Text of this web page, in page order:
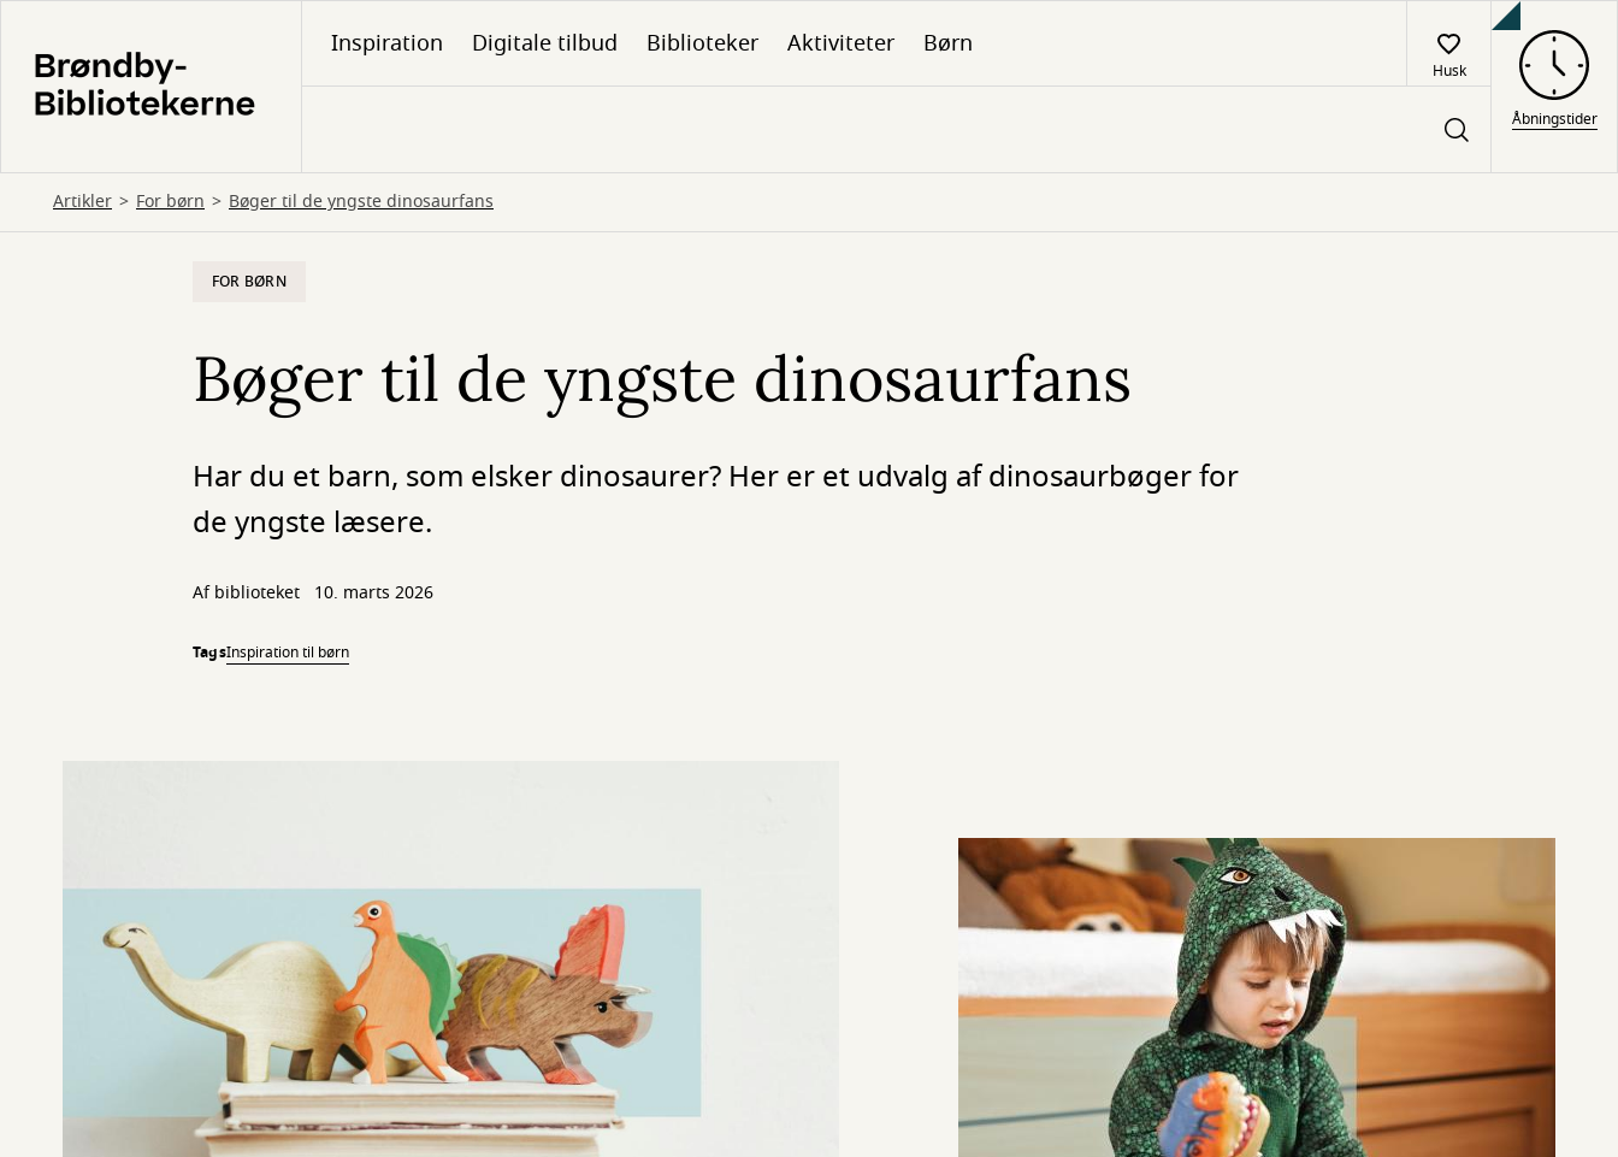
hovedindhold
Inspiration Digitale tilbud Biblioteker Aktiviteter Børn
Husk
Åbningstider
Artikler For børn Bøger til de yngste dinosaurfans
FOR BØRN
Bøger til de yngste dinosaurfans
Har du et barn, som elsker dinosaurer? Her er et udvalg af dinosaurbøger for
de yngste læsere.
Af biblioteket 10. marts 2026
TagsInspiration til børn